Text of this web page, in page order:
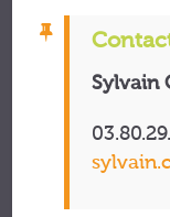
Sylvain